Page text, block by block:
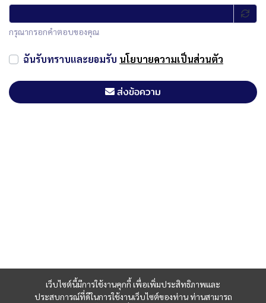
กรุณากรอกคำตอบของคุณ
ฉันรับทราบและยอมรับ นโยบายความเป็นส่วนตัว
ส่งข้อความ
เว็บไซต์นี้มีการใช้งานคุกกี้ เพื่อเพิ่มประสิทธิภาพและ
ประสบการณ์ที่ดีในการใช้งานเว็บไซต์ของท่าน ท่านสามารถ